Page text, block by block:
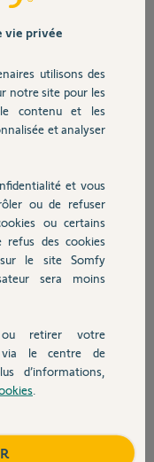
à relier sur un
borne 3 et 4 il est
magnétique Vitector
Somfy à contact NC.
ne pourra être
vos droits de recours
vie privée
utilisons des
notre site pour les
le contenu et les
et analyser
et vous
ou de refuser
ou certains
refus des cookies
sur le site Somfy
sera moins
retirer votre
le centre de
d’informations,